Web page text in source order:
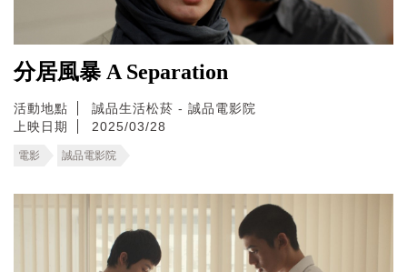
分居風暴 A Separation
活動地點
誠品生活松菸 - 誠品電影院
上映日期
2025/03/28
電影 誠品電影院